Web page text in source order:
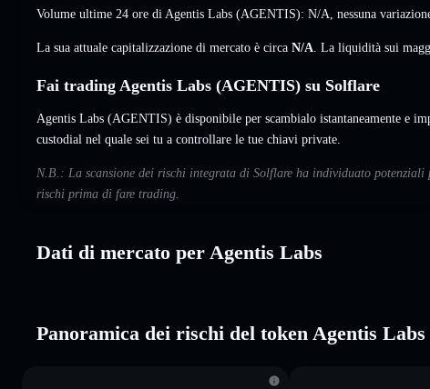
Volume ultime 24 ore di Agentis Labs (AGENTIS): N/A nessuna
La sua attuale capitalizzazione di mercato è circa N/A . La liquidità sui
Fai trading Agentis Labs (AGENTIS) su Solflare
Agentis Labs (AGENTIS) è disponibile per scambialo istantaneamente e
custodial nel quale sei tu a controllare le tue chiavi private.
N.B.: La scansione dei rischi integrata di Solflare ha individuato potenziali
rischi prima di fare trading.
Dati di mercato per Agentis Labs
Panoramica dei rischi del token Agentis Labs